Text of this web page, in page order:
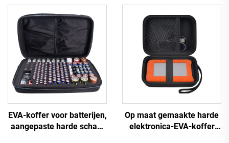
elektronische
toetsenborden –
trillingsbestendig,
duurzaam, zwart, geschikt
voor kampeertochten en
reizen
ritssluiting gesloten voor
reizen en kamperen
EVA-koffer voor batterijen,
aangepaste harde schaal
Op maat gemaakte harde
elektronica-EVA-koffer